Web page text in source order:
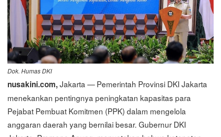
Dok. Humas DKI
nusakini.com,Jakarta — Pemerintah Provinsi DKI Jakarta
menekankan pentingnya peningkatan kapasitas para
Pejabat Pembuat Komitmen (PPK) dalam mengelola
anggaran daerah yang bernilai besar. Gubernur DKI